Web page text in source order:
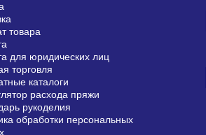
товара
для юридических лиц
торговля
каталоги
расхода пряжи
рукоделия
обработки персональных